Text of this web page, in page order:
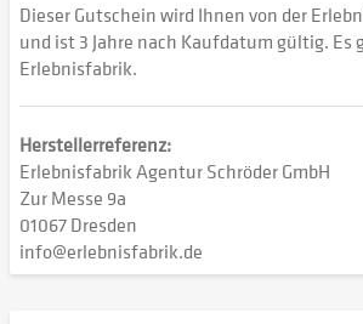
Dieser Gutschein wird Ihnen von der
und ist 3 Jahre nach Kaufdatum gültig. Es
Erlebnisfabrik.
Herstellerreferenz:
Erlebnisfabrik Agentur Schröder GmbH
Zur Messe 9a
01067 Dresden
info@erlebnisfabrik.de